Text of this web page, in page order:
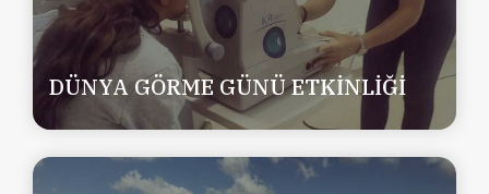
DÜNYA GÖRME GÜNÜ ETKİNLİĞİ